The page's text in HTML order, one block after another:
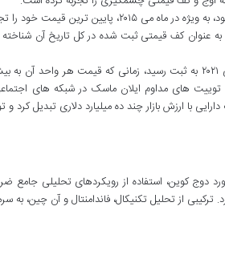
دوج کوین در سال های ابتدایی فعالیت خود، به ویژه در ماه می ۲۰۱۵، پایین
به حدود ۰.۰۰۰۱ دلار رسید که این رقم به عنوان کف قیمتی ثبت شده در کل تاریخ
های مداوم ایلان ماسک در شبکه های
با ارزش بازار چند ده میلیارد دلاری تبدیل کرد و
مورد دوج کوین، استفاده از رویکردهای تحلیلی
ترکیبی از تحلیل تکنیکال، فاندامنتال و آن چین، به